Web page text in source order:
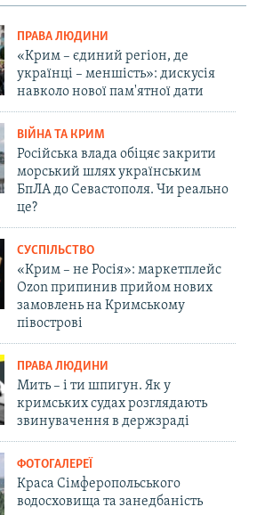
ПРАВА ЛЮДИНИ
«Крим – єдиний регіон, де
українці – меншість»: дискусія
навколо нової пам'ятної дати
ВІЙНА ТА КРИМ
Російська влада обіцяє закрити
морський шлях українським
БпЛА до Севастополя. Чи реально
це?
СУСПІЛЬСТВО
«Крим – не Росія»: маркетплейс
Ozon припинив прийом нових
замовлень на Кримському
півострові
ПРАВА ЛЮДИНИ
Мить – і ти шпигун. Як у
кримських судах розглядають
звинувачення в держзраді
ФОТОГАЛЕРЕЇ
Краса Сімферопольського
водосховища та занедбаність